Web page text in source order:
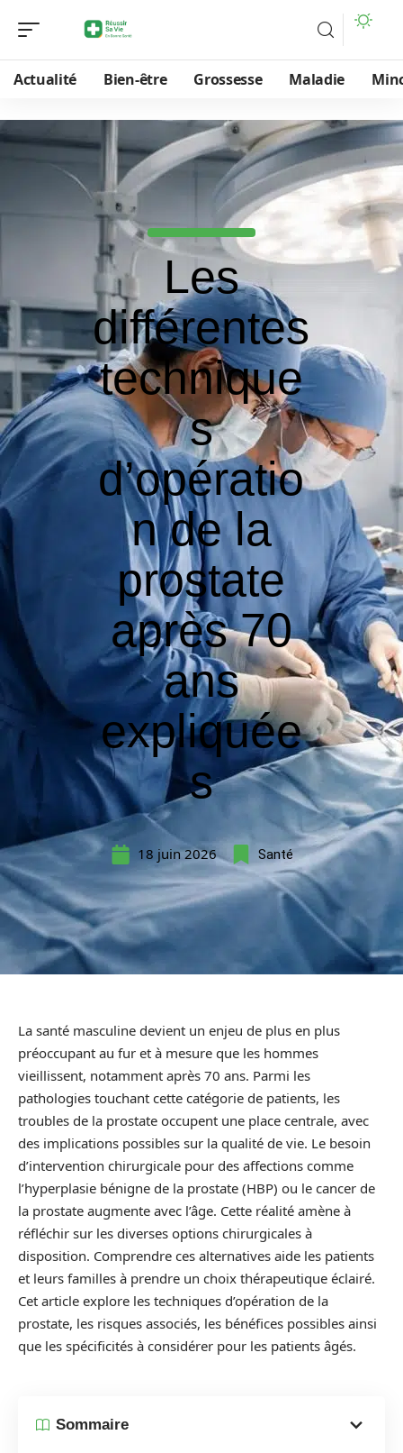
Actualité Bien-être Grossesse Maladie
Les
différentes
technique
s
d’opératio
n de la
prostate
après 70
ans
expliquée
s
18 juin 2026 Santé
La santé masculine devient un enjeu de plus en plus
préoccupant au fur et à mesure que les hommes
vieillissent, notamment après 70 ans. Parmi les
pathologies touchant cette catégorie de patients, les
troubles de la prostate occupent une place centrale, avec
des implications possibles sur la qualité de vie. Le besoin
d’intervention chirurgicale pour des affections comme
l’hyperplasie bénigne de la prostate (HBP) ou le cancer de
la prostate augmente avec l’âge. Cette réalité amène à
réfléchir sur les diverses options chirurgicales à
disposition. Comprendre ces alternatives aide les patients
et leurs familles à prendre un choix thérapeutique éclairé.
Cet article explore les techniques d’opération de la
prostate, les risques associés, les bénéfices possibles ainsi
que les spécificités à considérer pour les patients âgés.
Sommaire